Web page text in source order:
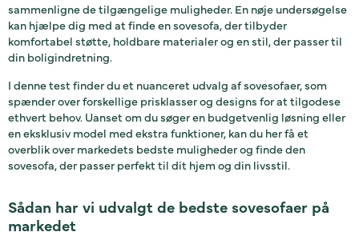
sammenligne de tilgængelige muligheder. En nøje undersøgelse
kan hjælpe dig med at finde en sovesofa, der tilbyder
komfortabel støtte, holdbare materialer og en stil, der passer til
din boligindretning.
I denne test finder du et nuanceret udvalg af sovesofaer, som
spænder over forskellige prisklasser og designs for at tilgodese
ethvert behov. Uanset om du søger en budgetvenlig løsning eller
en eksklusiv model med ekstra funktioner, kan du her få et
overblik over markedets bedste muligheder og finde den
sovesofa, der passer perfekt til dit hjem og din livsstil.
Sådan har vi udvalgt de bedste sovesofaer på
markedet